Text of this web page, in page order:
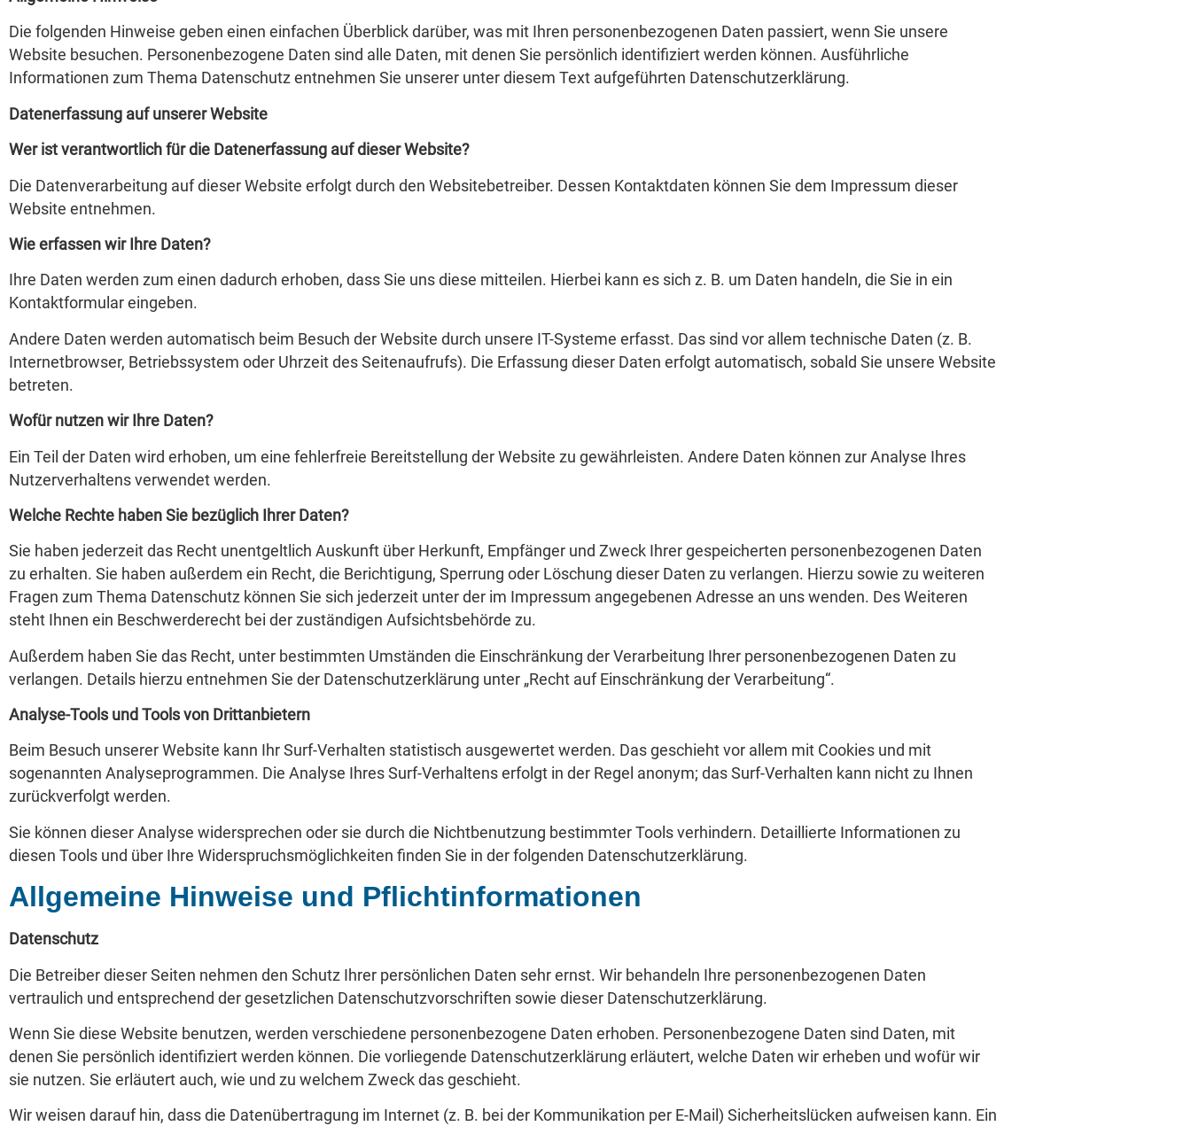
Die folgenden Hinweise geben einen einfachen Überblick darüber, was mit Ihren personenbezogenen Daten passiert, wenn Sie unsere
Website besuchen. Personenbezogene Daten sind alle Daten, mit denen Sie persönlich identifiziert werden können. Ausführliche
Informationen zum Thema Datenschutz entnehmen Sie unserer unter diesem Text aufgeführten Datenschutzerklärung.
Datenerfassung auf unserer Website
Wer ist verantwortlich für die Datenerfassung auf dieser Website?
Die Datenverarbeitung auf dieser Website erfolgt durch den Websitebetreiber. Dessen Kontaktdaten können Sie dem Impressum dieser
Website entnehmen.
Wie erfassen wir Ihre Daten?
Ihre Daten werden zum einen dadurch erhoben, dass Sie uns diese mitteilen. Hierbei kann es sich z. B. um Daten handeln, die Sie in ein
Kontaktformular eingeben.
Andere Daten werden automatisch beim Besuch der Website durch unsere IT-Systeme erfasst. Das sind vor allem technische Daten (z. B.
Internetbrowser, Betriebssystem oder Uhrzeit des Seitenaufrufs). Die Erfassung dieser Daten erfolgt automatisch, sobald Sie unsere Website
betreten.
Wofür nutzen wir Ihre Daten?
Ein Teil der Daten wird erhoben, um eine fehlerfreie Bereitstellung der Website zu gewährleisten. Andere Daten können zur Analyse Ihres
Nutzerverhaltens verwendet werden.
Welche Rechte haben Sie bezüglich Ihrer Daten?
Sie haben jederzeit das Recht unentgeltlich Auskunft über Herkunft, Empfänger und Zweck Ihrer gespeicherten personenbezogenen Daten
zu erhalten. Sie haben außerdem ein Recht, die Berichtigung, Sperrung oder Löschung dieser Daten zu verlangen. Hierzu sowie zu weiteren
Fragen zum Thema Datenschutz können Sie sich jederzeit unter der im Impressum angegebenen Adresse an uns wenden. Des Weiteren
steht Ihnen ein Beschwerderecht bei der zuständigen Aufsichtsbehörde zu.
Außerdem haben Sie das Recht, unter bestimmten Umständen die Einschränkung der Verarbeitung Ihrer personenbezogenen Daten zu
verlangen. Details hierzu entnehmen Sie der Datenschutzerklärung unter „Recht auf Einschränkung der Verarbeitung“.
Analyse-Tools und Tools von Drittanbietern
Beim Besuch unserer Website kann Ihr Surf-Verhalten statistisch ausgewertet werden. Das geschieht vor allem mit Cookies und mit
sogenannten Analyseprogrammen. Die Analyse Ihres Surf-Verhaltens erfolgt in der Regel anonym; das Surf-Verhalten kann nicht zu Ihnen
zurückverfolgt werden.
Sie können dieser Analyse widersprechen oder sie durch die Nichtbenutzung bestimmter Tools verhindern. Detaillierte Informationen zu
diesen Tools und über Ihre Widerspruchsmöglichkeiten finden Sie in der folgenden Datenschutzerklärung.
Allgemeine Hinweise und Pflichtinformationen
Datenschutz
Die Betreiber dieser Seiten nehmen den Schutz Ihrer persönlichen Daten sehr ernst. Wir behandeln Ihre personenbezogenen Daten
vertraulich und entsprechend der gesetzlichen Datenschutzvorschriften sowie dieser Datenschutzerklärung.
Wenn Sie diese Website benutzen, werden verschiedene personenbezogene Daten erhoben. Personenbezogene Daten sind Daten, mit
denen Sie persönlich identifiziert werden können. Die vorliegende Datenschutzerklärung erläutert, welche Daten wir erheben und wofür wir
sie nutzen. Sie erläutert auch, wie und zu welchem Zweck das geschieht.
Wir weisen darauf hin, dass die Datenübertragung im Internet (z. B. bei der Kommunikation per E-Mail) Sicherheitslücken aufweisen kann. Ein